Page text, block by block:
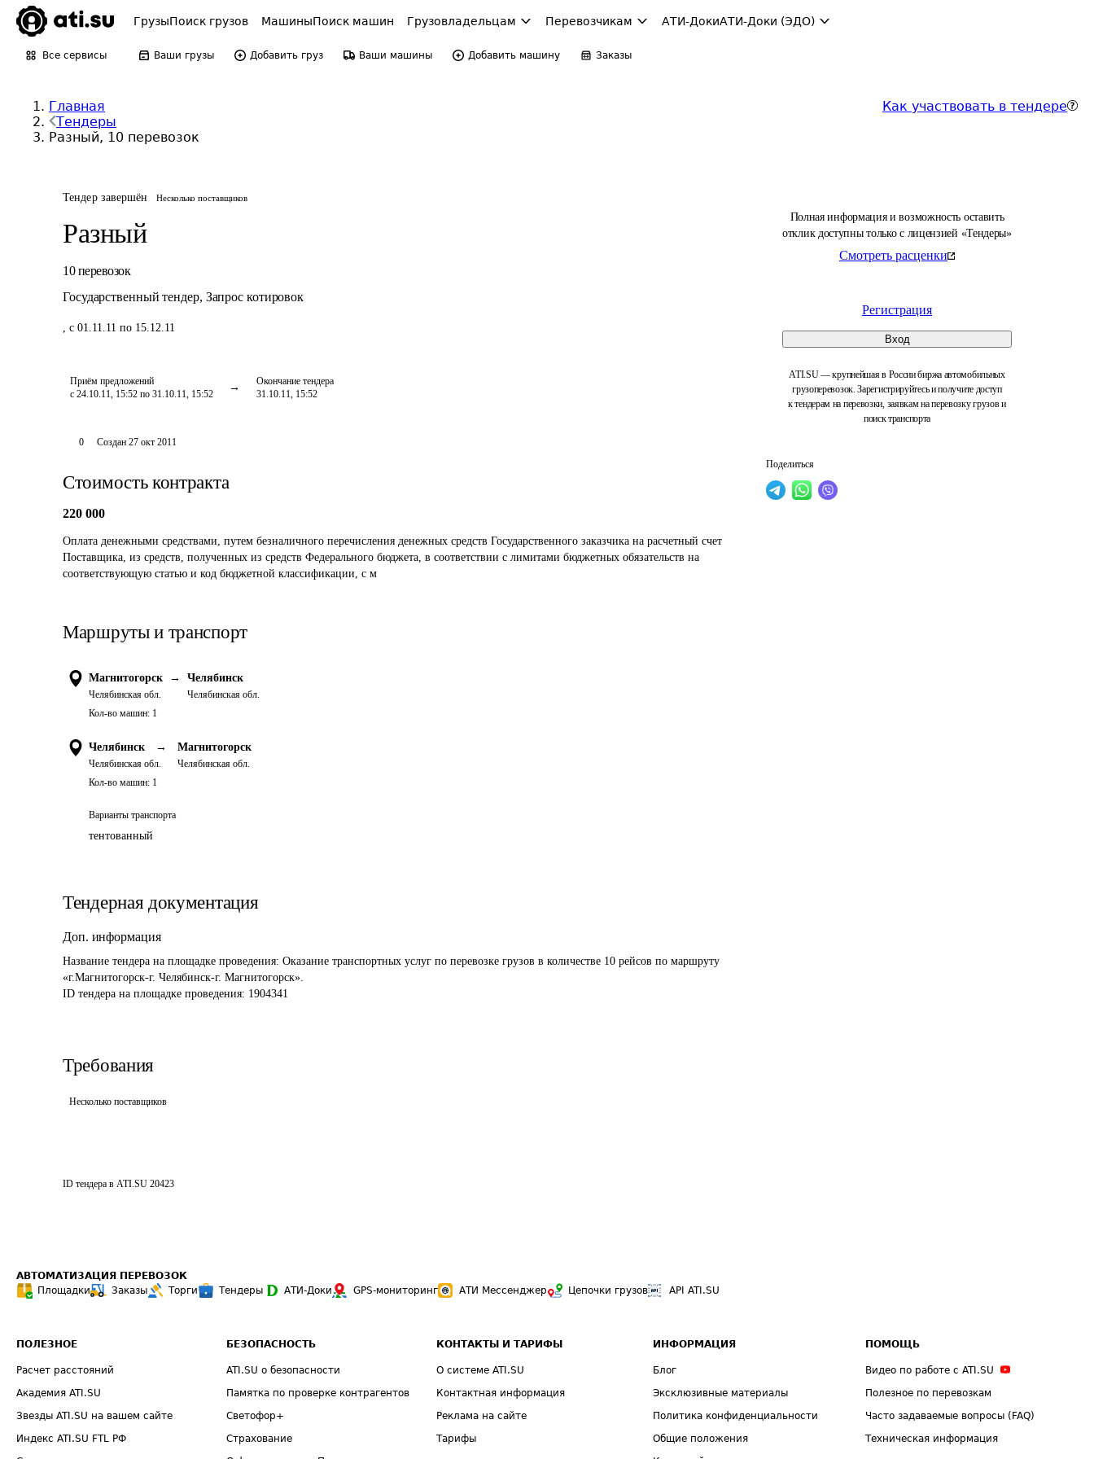
ГрузыПоиск грузов МашиныПоиск машин Грузовладельцам Перевозчикам АТИ-ДокиАТИ-Доки (ЭДО)
Все сервисы Ваши грузы Добавить груз Ваши машины Добавить машину Заказы
Главная
Тендеры
Разный, 10 перевозок
Как участвовать в тендере
Тендер завершён Несколько поставщиков
Разный
10 перевозок
Государственный тендер, Запрос котировок
, с 01.11.11 по 15.12.11
Приём предложений
с 24.10.11, 15:52 по 31.10.11, 15:52
Окончание тендера
31.10.11, 15:52
Полная информация и возможность оставить
отклик доступны только с лицензией «Тендеры»
Смотреть расценки
Регистрация
Вход
ATI.SU — крупнейшая в России биржа автомобильных
грузоперевозок. Зарегистрируйтесь и получите доступ
к тендерам на перевозки, заявкам на перевозку грузов и
поиск транспорта
Поделиться
0 Создан 27 окт 2011
Стоимость контракта
220 000
Оплата денежными средствами, путем безналичного перечисления денежных средств Государственного заказчика на расчетный счет
Поставщика, из средств, полученных из средств Федерального бюджета, в соответствии с лимитами бюджетных обязательств на
соответствующую статью и код бюджетной классификации, с м
Маршруты и транспорт
Магнитогорск →
Челябинская обл.
Челябинск
Челябинская обл.
Кол-во машин: 1
Челябинск →
Челябинская обл.
Магнитогорск
Челябинская обл.
Кол-во машин: 1
Варианты транспорта
тентованный
Тендерная документация
Доп. информация
Название тендера на площадке проведения: Оказание транспортных услуг по перевозке грузов в количестве 10 рейсов по маршруту
«г.Магнитогорск-г. Челябинск-г. Магнитогорск».
ID тендера на площадке проведения: 1904341
Требования
Несколько поставщиков
ID тендера в ATI.SU 20423
АВТОМАТИЗАЦИЯ ПЕРЕВОЗОК
Площадки
Заказы Торги Тендеры АТИ-Доки GPS-мониторинг АТИ Мессенджер Цепочки грузов API ATI.SU
ПОЛЕЗНОЕ
Расчет расстояний
Академия ATI.SU
Звезды ATI.SU на вашем сайте
Индекс ATI.SU FTL РФ
БЕЗОПАСНОСТЬ
ATI.SU о безопасности
Памятка по проверке контрагентов
Светофор+
Страхование
КОНТАКТЫ И ТАРИФЫ
О системе ATI.SU
Контактная информация
Реклама на сайте
Тарифы
ИНФОРМАЦИЯ
Блог
Эксклюзивные материалы
Политика конфиденциальности
Общие положения
ПОМОЩЬ
Видео по работе с ATI.SU
Полезное по перевозкам
Часто задаваемые вопросы (FAQ)
Техническая информация